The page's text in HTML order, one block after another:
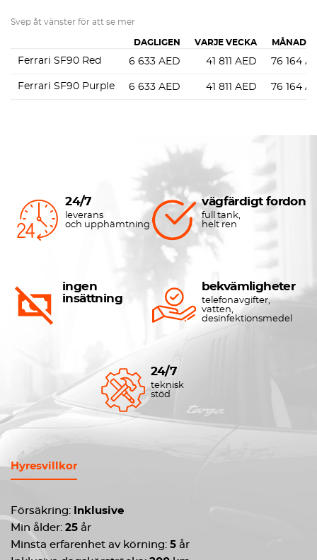
Svep åt vänster för att se mer
DAGLIGEN VARJE VECKA
Ferrari SF90 Red 6 633 AED 41 811 AED 76 164
Ferrari SF90 Purple 6 633 AED 41 811 AED 76 164
24/7
leverans
och upphämtning
vägfärdigt fordon
full tank,
helt ren
ingen
insättning
bekvämligheter
telefonavgifter,
vatten,
desinfektionsmedel
24/7
teknisk
stöd
Hyresvillkor
Försäkring:
Inklusive
Min ålder: 25 år
Minsta erfarenhet av körning: 5 år